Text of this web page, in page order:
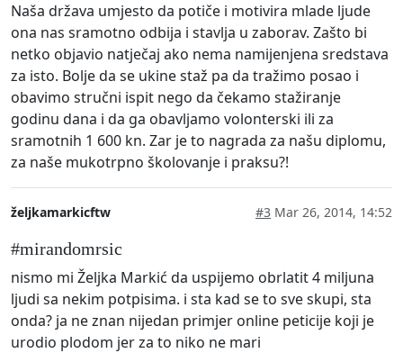
Naša država umjesto da potiče i motivira mlade ljude
ona nas sramotno odbija i stavlja u zaborav. Zašto bi
netko objavio natječaj ako nema namijenjena sredstava
za isto. Bolje da se ukine staž pa da tražimo posao i
obavimo stručni ispit nego da čekamo stažiranje
godinu dana i da ga obavljamo volonterski ili za
sramotnih 1 600 kn. Zar je to nagrada za našu diplomu,
za naše mukotrpno školovanje i praksu?!
željkamarkicftw #3 Mar 26, 2014, 14:52
#mirandomrsic
nismo mi Željka Markić da uspijemo obrlatit 4 miljuna
ljudi sa nekim potpisima. i sta kad se to sve skupi, sta
onda? ja ne znan nijedan primjer online peticije koji je
urodio plodom jer za to niko ne mari